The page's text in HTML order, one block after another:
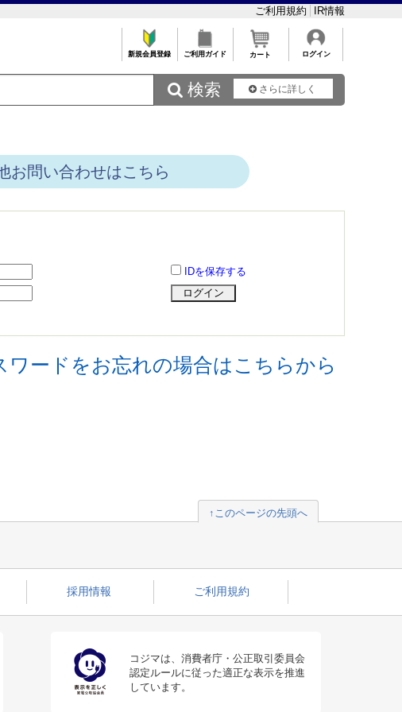
ご利用規約 IR情報
新規会員登録 ご利用ガイド カート ログイン
 検索 さらに詳しく
お問い合わせはこちら
IDを保存する
ードをお忘れの場合はこちらから
↑このページの先頭へ
採用情報 ご利用規約
コジマは、消費者庁・公正取引委員会
認定ルールに従った適正な表示を推進
しています。